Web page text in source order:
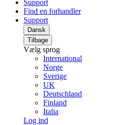
Support
Find en forhandler
Support
Dansk
Tilbage
Vælg sprog
International
Norge
Sverige
UK
Deutschland
Finland
Italia
Log ind